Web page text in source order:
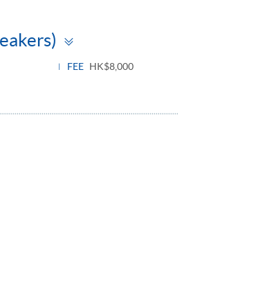
panel
FEE HK$8,000